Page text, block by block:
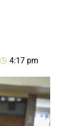
4:17 pm